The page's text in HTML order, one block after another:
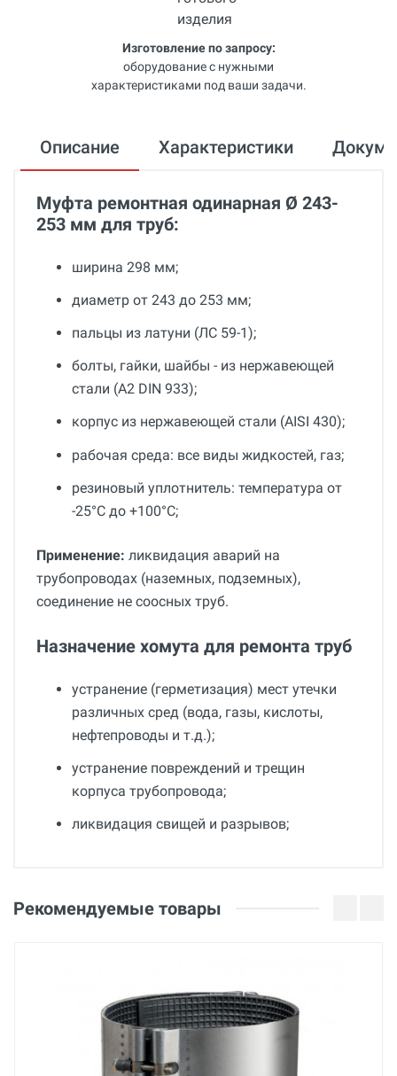
Изготовление по запросу:
оборудование с нужными
характеристиками под ваши задачи.
Описание Характеристики
Муфта ремонтная одинарная Ø 243-
253 мм для труб:
ширина 298 мм;
диаметр от 243 до 253 мм;
пальцы из латуни (ЛС 59-1);
болты, гайки, шайбы - из нержавеющей
стали (A2 DIN 933);
корпус из нержавеющей стали (AISI 430);
рабочая среда: все виды жидкостей, газ;
резиновый уплотнитель: температура от
-25°С до +100°С;
Применение: ликвидация аварий на
трубопроводах (наземных, подземных),
соединение не соосных труб.
Назначение хомута для ремонта труб
устранение (герметизация) мест утечки
различных сред (вода, газы, кислоты,
нефтепроводы и т.д.);
устранение повреждений и трещин
корпуса трубопровода;
ликвидация свищей и разрывов;
36 месяцев
Оценка
Рекомендуемые товары